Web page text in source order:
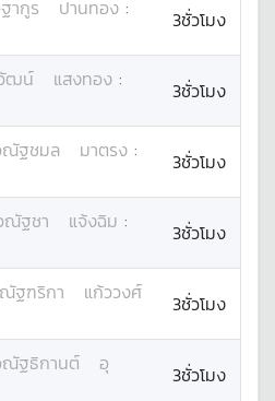
ฐากูร ปานทอง :
3ชั่วโมง
ฒน์ แสงทอง :
3ชั่วโมง
ณัฐชมล มาตรง :
3ชั่วโมง
ณัฐชา แจ้งฉิม :
3ชั่วโมง
ณัฐฑริกา
แก้ววงศ์
3ชั่วโมง
ณัฐธิกานต์
อุ
3ชั่วโมง